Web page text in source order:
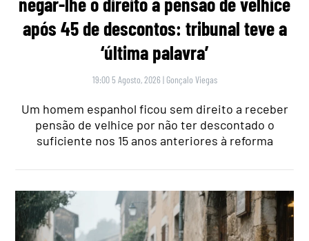
após 45 de descontos: tribunal teve a
‘última palavra’
19:00 5 Agosto, 2026 | Gonçalo Viegas
Um homem espanhol ficou sem direito a receber
pensão de velhice por não ter descontado o
suficiente nos 15 anos anteriores à reforma